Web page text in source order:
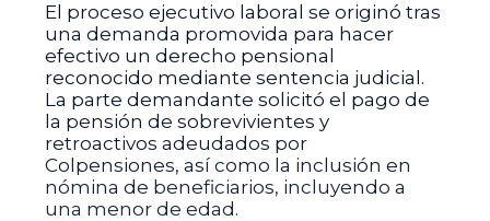
El proceso ejecutivo laboral se originó tras
una demanda promovida para hacer
efectivo un derecho pensional
reconocido mediante sentencia judicial.
La parte demandante solicitó el pago de
la pensión de sobrevivientes y
retroactivos adeudados por
Colpensiones, así como la inclusión en
nómina de beneficiarios, incluyendo a
una menor de edad.